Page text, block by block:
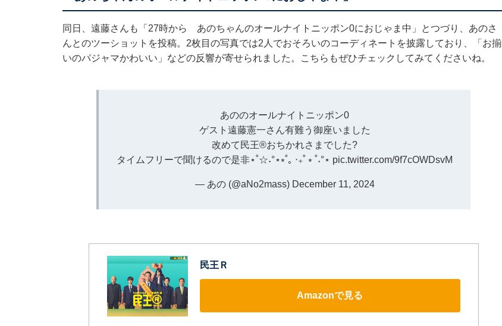
同日、遠藤さんも「27時から あのちゃんのオールナイトニッポン0におじゃま中」とつづり、あのさ
んとのツーショットを投稿。2枚目の写真では2人でおそろいのコーディネートを披露しており、「お揃
いのパジャマかわいい」などの反響が寄せられました。こちらもぜひチェックしてみてくださいね。
あののオールナイトニッポン0
ゲスト遠藤憲一さん有難う御座いました
改めて民王®️おちかれさまでした?
タイムフリーで聞けるので是非⋆˚☆˖°⋆⭒˚｡ ‧₊˚ ⭒ ˚˖°⋆ pic.twitter.com/9f7cOWDsvM
— あの (@aNo2mass) December 11, 2024
民王Ｒ
Amazonで見る